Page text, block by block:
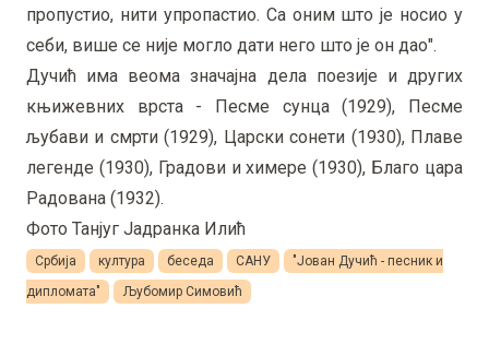
пропустио, нити упропастио. Са оним што је носио у
себи, више се није могло дати него што је он дао".
Дучић има веома значајна дела поезије и других
књижевних врста - Песме сунца (1929), Песме
љубави и смрти (1929), Царски сонети (1930), Плаве
легенде (1930), Градови и химере (1930), Благо цара
Радована (1932).
Фото Танјуг Јадранка Илић
Србија култура беседа САНУ
"Јован Дучић - песник и
дипломата"
Љубомир Симовић